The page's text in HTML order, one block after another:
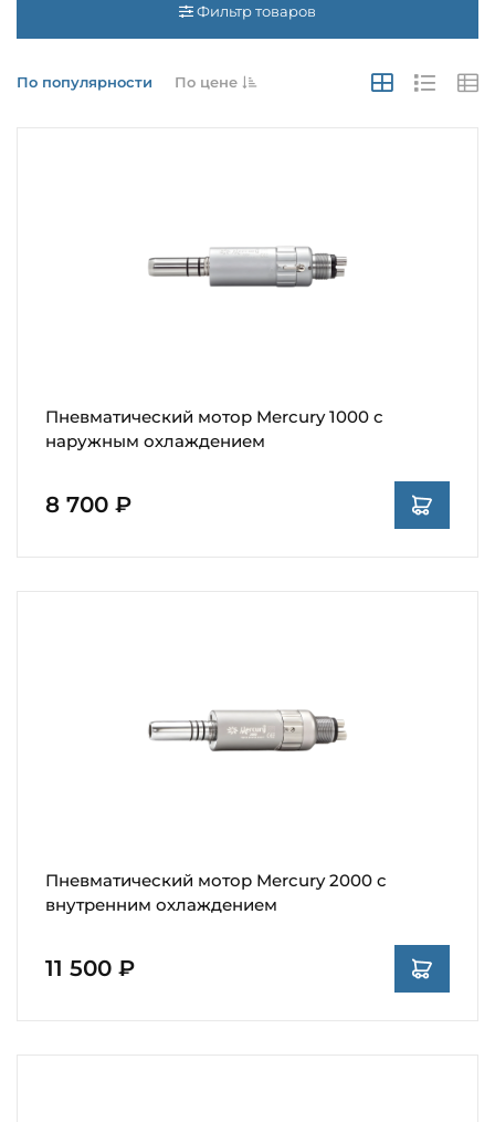
Фильтр товаров
По популярности По цене
Пневматический мотор Mercury 1000 с
наружным охлаждением
8 700 ₽
Пневматический мотор Mercury 2000 c
внутренним охлаждением
11 500 ₽